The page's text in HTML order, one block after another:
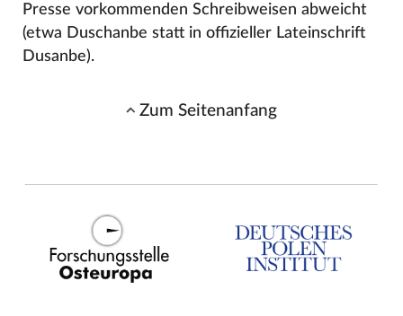
Presse vorkommenden Schreibweisen abweicht
(etwa Duschanbe statt in offizieller Lateinschrift
Dusanbe).
Zum Seitenanfang